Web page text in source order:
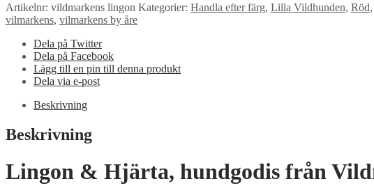
Artikelnr: vildmarkens lingon Kategorier: Handla efter färg, Lilla Vildhunden, Röd,
vilmarkens, vilmarkens by åre
Dela på Twitter
Dela på Facebook
Lägg till en pin till denna produkt
Dela via e-post
Beskrivning
Beskrivning
Lingon & Hjärta, hundgodis från